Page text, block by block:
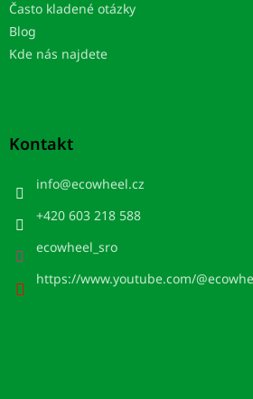
Často kladené otázky
Blog
Kde nás najdete
Kontakt
info@ecowheel.cz
+420 603 218 588
ecowheel_sro
https://www.youtube.com/